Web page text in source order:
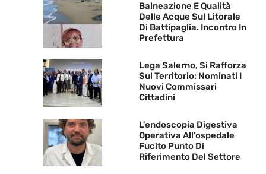
Balneazione E Qualità
Delle Acque Sul Litorale
Di Battipaglia. Incontro In
Prefettura
Lega Salerno, Si Rafforza
Sul Territorio: Nominati I
Nuovi Commissari
Cittadini
L’endoscopia Digestiva
Operativa All’ospedale
Fucito Punto Di
Riferimento Del Settore